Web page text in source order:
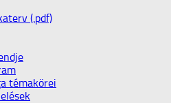
(.pdf)
témakörei